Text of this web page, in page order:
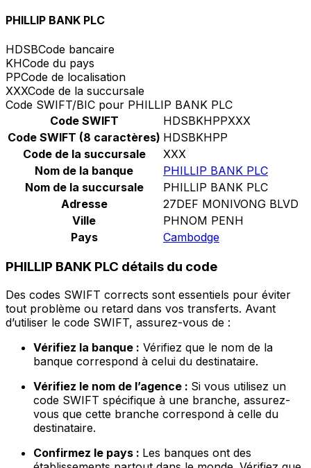
PHILLIP BANK PLC
HDSBCode bancaire
KHCode du pays
PPCode de localisation
XXXCode de la succursale
Code SWIFT/BIC pour PHILLIP BANK PLC
Code SWIFT
HDSBKHPPXXX
Code SWIFT (8 caractères) HDSBKHPP
Code de la succursale
XXX
Nom de la banque
PHILLIP BANK PLC
Nom de la succursale
PHILLIP BANK PLC
Adresse
27DEF MONIVONG BLVD
Ville
PHNOM PENH
Pays
Cambodge
PHILLIP BANK PLC détails du code
Des codes SWIFT corrects sont essentiels pour éviter
tout problème ou retard dans vos transferts. Avant
d’utiliser le code SWIFT, assurez-vous de :
Vérifiez la banque : Vérifiez que le nom de la
banque correspond à celui du destinataire.
Vérifiez le nom de l’agence : Si vous utilisez un
code SWIFT spécifique à une branche, assurez-
vous que cette branche correspond à celle du
destinataire.
Confirmez le pays : Les banques ont des